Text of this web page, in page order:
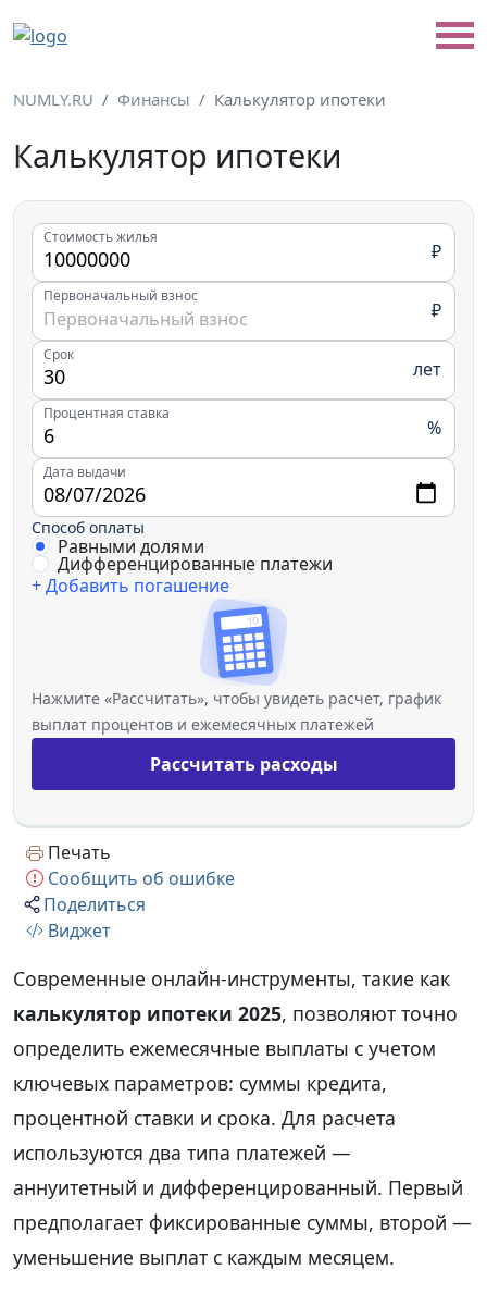
NUMLY.RU Финансы Калькулятор ипотеки
Калькулятор ипотеки
Стоимость жилья
₽
Первоначальный взнос
₽
Срок
лет
Процентная ставка
%
Дата выдачи
Способ оплаты
Равными долями
Дифференцированные платежи
+ Добавить погашение
Нажмите «Рассчитать», чтобы увидеть расчет, график
выплат процентов и ежемесячных платежей
Рассчитать расходы
Печать
Сообщить об ошибке
Поделиться
Виджет
Современные онлайн-инструменты, такие как
калькулятор ипотеки 2025, позволяют точно
определить ежемесячные выплаты с учетом
ключевых параметров: суммы кредита,
процентной ставки и срока. Для расчета
используются два типа платежей —
аннуитетный и дифференцированный. Первый
предполагает фиксированные суммы, второй —
уменьшение выплат с каждым месяцем.